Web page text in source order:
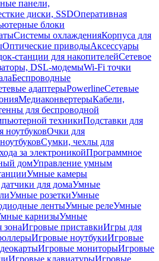
панели,
диски, SSDОперативная
блоки
Системы охлажденияКорпуса для
Оптические приводыАксессуары
станции для накопителейСетевое
DSL-модемыWi-Fi точки
Беспроводные
адаптерыPowerlineСетевые
МедиаконвертерыКабели,
для беспроводной
техникиПодставки для
ноутбуковОчки для
Сумки, чехлы для
за электроникойПрограммное
домУправление умным
Умные камеры
для домаУмные
Умные розеткиУмные
лентыУмные релеУмные
карнизыУмные
зонаИгровые приставкиИгры для
Игровые ноутбукиИгровые
Игровые мониторыИгровые
Игровые клавиатурыИгровые